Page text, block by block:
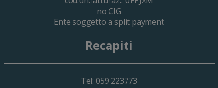
no CIG
Ente soggetto a split payment
Recapiti
Tel: 059 223773